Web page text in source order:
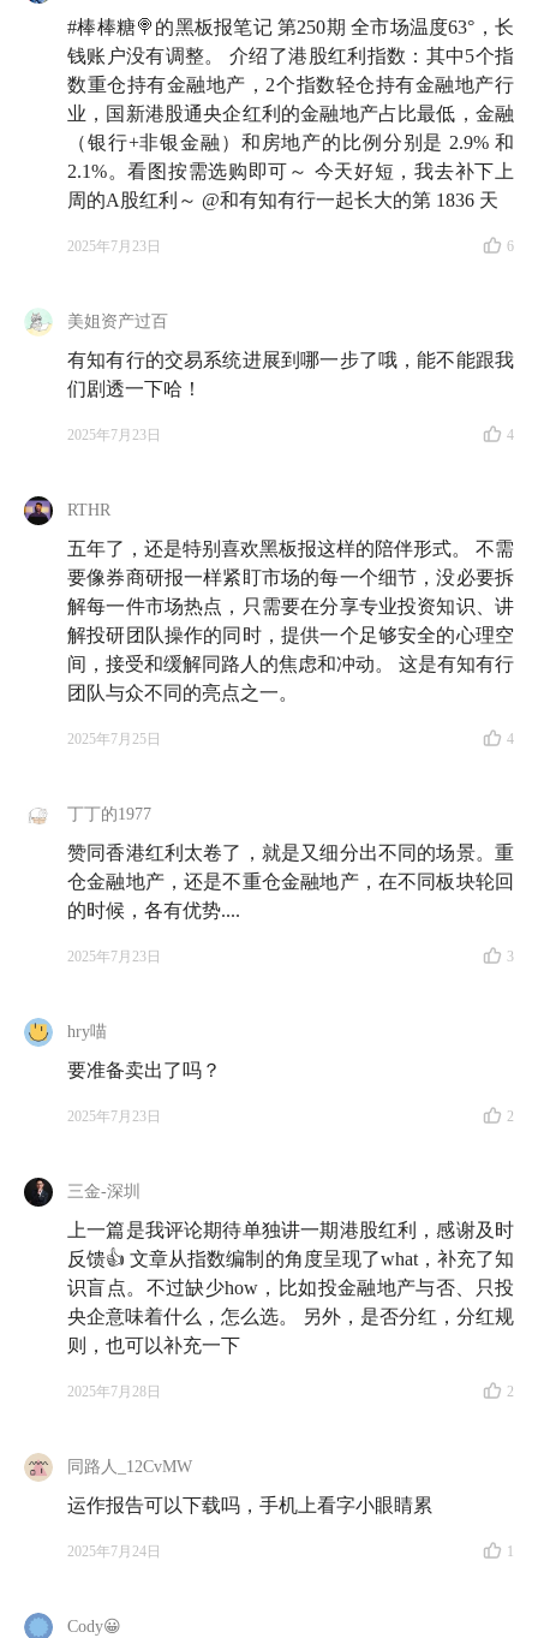
#棒棒糖🍭的黑板报笔记 第250期 全市场温度63°，长
钱账户没有调整。 介绍了港股红利指数：其中5个指
数重仓持有金融地产，2个指数轻仓持有金融地产行
业，国新港股通央企红利的金融地产占比最低，金融
（银行+非银金融）和房地产的比例分别是 2.9% 和
2.1%。看图按需选购即可～ 今天好短，我去补下上
周的A股红利～ @和有知有行一起长大的第 1836 天
2025年7月23日 6
美姐资产过百
有知有行的交易系统进展到哪一步了哦，能不能跟我
们剧透一下哈！
2025年7月23日 4
RTHR
五年了，还是特别喜欢黑板报这样的陪伴形式。 不需
要像券商研报一样紧盯市场的每一个细节，没必要拆
解每一件市场热点，只需要在分享专业投资知识、讲
解投研团队操作的同时，提供一个足够安全的心理空
间，接受和缓解同路人的焦虑和冲动。 这是有知有行
团队与众不同的亮点之一。
2025年7月25日 4
丁丁的1977
赞同香港红利太卷了，就是又细分出不同的场景。重
仓金融地产，还是不重仓金融地产，在不同板块轮回
的时候，各有优势....
2025年7月23日 3
hry喵
要准备卖出了吗？
2025年7月23日 2
三金-深圳
上一篇是我评论期待单独讲一期港股红利，感谢及时
反馈👍 文章从指数编制的角度呈现了what，补充了知
识盲点。不过缺少how，比如投金融地产与否、只投
央企意味着什么，怎么选。 另外，是否分红，分红规
则，也可以补充一下
2025年7月28日 2
同路人_12CvMW
运作报告可以下载吗，手机上看字小眼睛累
2025年7月24日 1
Cody😀